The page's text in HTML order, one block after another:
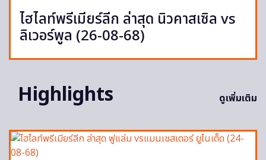
ไฮไลท์พรีเมียร์ลีก ล่าสุด นิวคาสเซิล vs
ลิเวอร์พูล (26-08-68)
Highlights ดูเพิ่มเติม